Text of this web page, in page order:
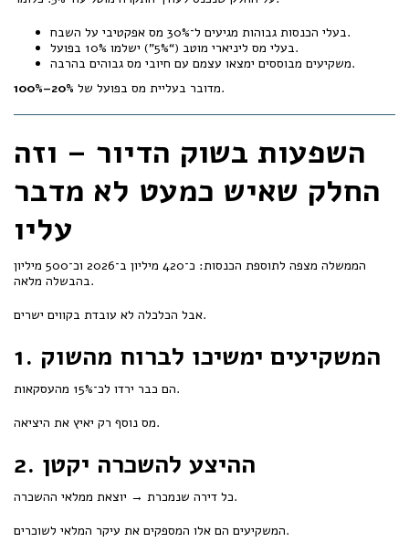
בעלי הכנסות גבוהות מגיעים ל־30% מס אפקטיבי על השבח.
בעלי מס ליניארי מוטב (“5%”) ישלמו 10% בפועל.
משקיעים מבוססים ימצאו עצמם עם חיובי מס גבוהים בהרבה.
מדובר בעליית מס בפועל של 20%–100% .
השפעות בשוק הדיור – וזה
החלק שאיש כמעט לא מדבר
עליו
הממשלה מצפה לתוספת הכנסות: כ־420 מיליון ב־2026 וכ־500 מיליון
בהבשלה מלאה.
אבל הכלכלה לא עובדת בקווים ישרים.
1. המשקיעים ימשיכו לברוח מהשוק
הם כבר ירדו לכ־15% מהעסקאות.
מס נוסף רק יאיץ את היציאה.
2. ההיצע להשכרה יקטן
כל דירה שנמכרת → יוצאת ממלאי ההשכרה.
המשקיעים הם אלו המספקים את עיקר המלאי לשוכרים.